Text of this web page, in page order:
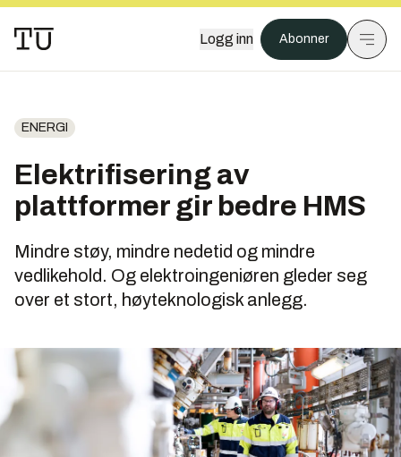
Logg inn Abonner
ENERGI
Elektrifisering av
plattformer gir bedre HMS
Mindre støy, mindre nedetid og mindre
vedlikehold. Og elektroingeniøren gleder seg
over et stort, høyteknologisk anlegg.